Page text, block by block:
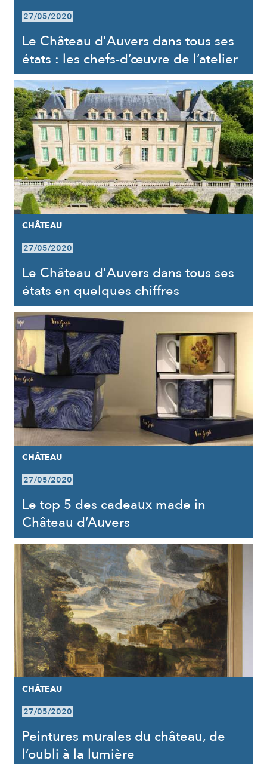
27/05/2020
Le Château d'Auvers dans tous ses
états : les chefs-d’œuvre de l’atelier
CHÂTEAU
27/05/2020
Le Château d'Auvers dans tous ses
états en quelques chiffres
CHÂTEAU
27/05/2020
Le top 5 des cadeaux made in
Château d’Auvers
CHÂTEAU
27/05/2020
Peintures murales du château, de
l’oubli à la lumière